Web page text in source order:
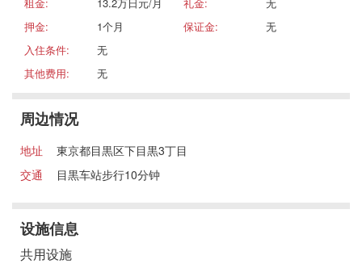
押金:
1个月 保证金:
无
入住条件:
无
其他费用:
无
周边情况
地址
東京都目黒区下目黒3丁目
交通
目黒车站步行10分钟
设施信息
共用设施